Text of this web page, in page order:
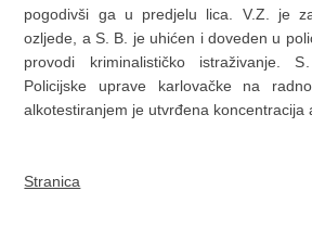
pogodivši ga u predjelu lica. V.Z. je
ozljede, a S. B. je uhićen i doveden u
provodi kriminalističko istraživanje.
Policijske uprave karlovačke na
alkotestiranjem je utvrđena koncentracija
Stranica